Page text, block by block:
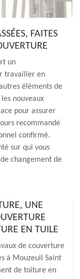
FAITES
un
travailler en
éléments de
nouveaux
pour assurer
recommandé
confirmé.
sur qui vous
changement de
UNE
EN TUILE
de couverture
à Mouzeuil Saint
de toiture en